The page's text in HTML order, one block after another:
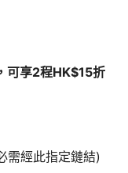
可享2程HK$15折
需經此指定鏈結)